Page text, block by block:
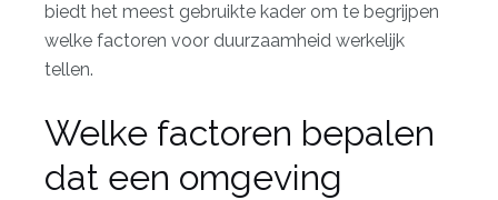
biedt het meest gebruikte kader om te begrijpen
welke factoren voor duurzaamheid werkelijk
tellen.
Welke factoren bepalen
dat een omgeving